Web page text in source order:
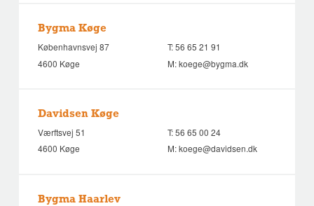
Bygma Køge
Københavnsvej 87
4600 Køge
T:56 65 21 91
M:koege@bygma.dk
Davidsen Køge
Værftsvej 51
4600 Køge
T:56 65 00 24
M:koege@davidsen.dk
Bygma Haarlev